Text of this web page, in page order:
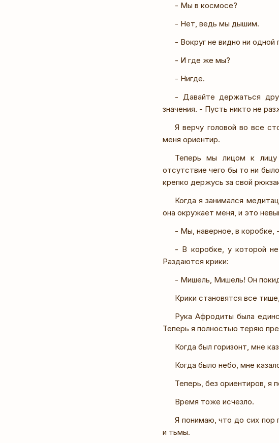
- Мы в космосе?
- Нет, ведь мы дышим.
- Вокруг не видно ни одной
- И где же мы?
- Нигде.
- Давайте держаться
значения. - Пусть никто не
Я верчу головой во все
меня ориентир.
Теперь мы лицом к лицу
отсутствие чего бы то ни
крепко держусь за свой
Когда я занимался
она окружает меня, и это
- Мы, наверное, в коробке,
- В коробке, у которой
Раздаются крики:
- Мишель, Мишель! Он
Крики становятся все
Рука Афродиты была
Теперь я полностью теряю
Когда был горизонт, мне
Когда было небо, мне
Теперь, без ориентиров, я
Время тоже исчезло.
Я понимаю, что до сих пор
и тьмы.